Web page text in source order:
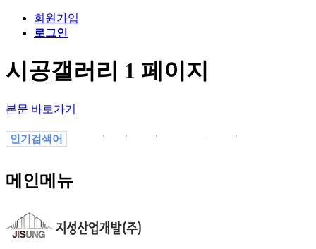
회원가입
로그인
시공갤러리 1 페이지
본문 바로가기
인기검색어
메인메뉴